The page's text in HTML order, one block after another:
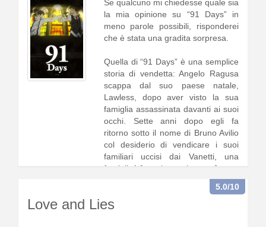
Se qualcuno mi chiedesse quale sia
la mia opinione su “91 Days” in
meno parole possibili, risponderei
che è stata una gradita sorpresa.
Quella di “91 Days” è una semplice
storia di vendetta: Angelo Ragusa
scappa dal suo paese natale,
Lawless, dopo aver visto la sua
famiglia assassinata davanti ai suoi
occhi. Sette anni dopo egli fa
ritorno sotto il nome di Bruno Avilio
col desiderio di vendicare i suoi
familiari uccisi dai Vanetti, una
famiglia1 [continua a leggere]
Love and Lies
5.0/10